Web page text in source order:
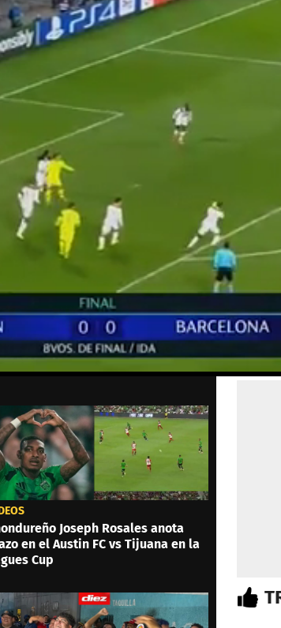
Joseph Rosales anota
en el Austin FC vs Tijuana en la
Cup